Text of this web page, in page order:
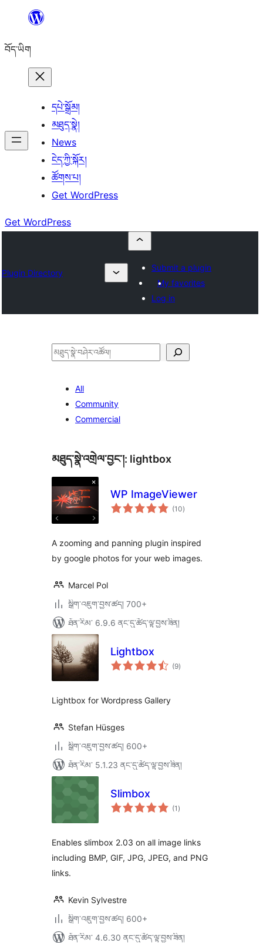
content
བོད་ཡིག
དཔེ་སྒྲོམ།
མཐུད་སྣེ།
News
ངེད་ཀྱི་སྐོར།
ཚོགས་པ།
Get WordPress
Get WordPress
Plugin Directory
Submit a plugin
My favorites
Log in
བཤེར་
All
Community
Commercial
མཐུད་སྣེ་འགྲེལ་བྱང་།: lightbox
WP ImageViewer
(10གདེང་
འཇོག་
)
A zooming and panning plugin inspired
by google photos for your web images.
Marcel Pol
སྒྲིག་འཇུག་བྱས་ཚད། 700+
ཐོན་རིམ་ 6.9.6 ནང་དུ་ཚོད་ལྟ་བྱས་ཟིན།
Lightbox
(9གདེང་
འཇོག་
)
Lightbox for Wordpress Gallery
Stefan Hüsges
སྒྲིག་འཇུག་བྱས་ཚད། 600+
ཐོན་རིམ་ 5.1.23 ནང་དུ་ཚོད་ལྟ་བྱས་ཟིན།
Slimbox
(1 གདེང་
འཇོག་
)
Enables slimbox 2.03 on all image links
including BMP, GIF, JPG, JPEG, and PNG
links.
Kevin Sylvestre
སྒྲིག་འཇུག་བྱས་ཚད། 600+
ཐོན་རིམ་ 4.6.30 ནང་དུ་ཚོད་ལྟ་བྱས་ཟིན།